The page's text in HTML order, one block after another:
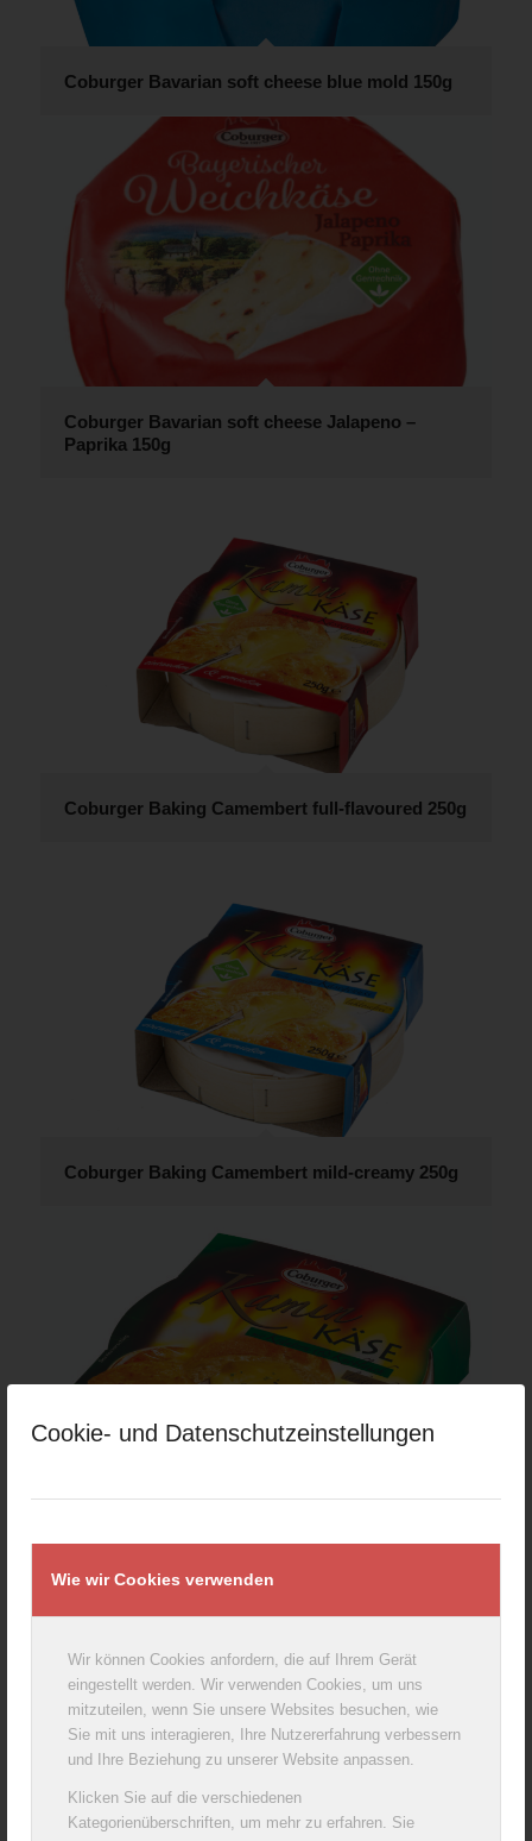
Cookie- und Datenschutzeinstellungen
Wie wir Cookies verwenden
Wir können Cookies anfordern, die auf Ihrem Gerät
eingestellt werden. Wir verwenden Cookies, um uns
mitzuteilen, wenn Sie unsere Websites besuchen, wie
Sie mit uns interagieren, Ihre Nutzererfahrung verbessern
und Ihre Beziehung zu unserer Website anpassen.
Klicken Sie auf die verschiedenen
Kategorienüberschriften, um mehr zu erfahren. Sie
Coburger Bavarian soft cheese blue mold 150g
Coburger Bavarian soft cheese Jalapeno –
Paprika 150g
Coburger Baking Camembert full-flavoured 250g
Coburger Baking Camembert mild-creamy 250g